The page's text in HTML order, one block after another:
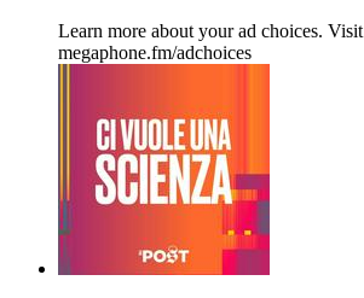
Learn more about your ad choices. Visit
megaphone.fm/adchoices